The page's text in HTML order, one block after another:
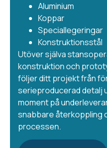
Aluminium
Koppar
Speciallegeringar
Konstruktionsstål
Utöver själva
konstruktion och
följer ditt projekt från
serieproducerad detalj
moment på
snabbare återkoppling
processen.